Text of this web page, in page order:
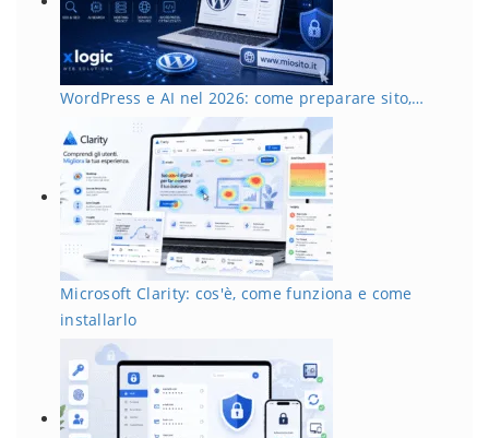
WordPress e AI nel 2026: come preparare sito,…
Microsoft Clarity: cos'è, come funziona e come
installarlo